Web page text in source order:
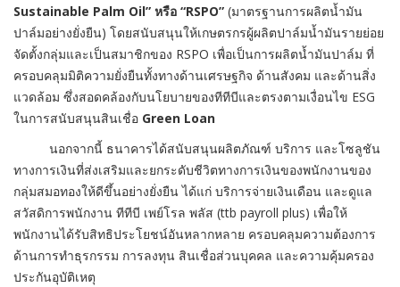
Sustainable Palm Oil” หรือ “RSPO” (มาตรฐานการผลิตน้ำมัน
ปาล์มอย่างยั่งยืน) โดยสนับสนุนให้เกษตรกรผู้ผลิตปาล์มน้ำมันรายย่อย
จัดตั้งกลุ่มและเป็นสมาชิกของ RSPO เพื่อเป็นการผลิตน้ำมันปาล์ม ที่
ครอบคลุมมิติความยั่งยืนทั้งทางด้านเศรษฐกิจ ด้านสังคม และด้านสิ่ง
แวดล้อม ซึ่งสอดคล้องกับนโยบายของทีทีบีและตรงตามเงื่อนไข ESG
ในการสนับสนุนสินเชื่อ Green Loan
นอกจากนี้ ธนาคารได้สนับสนุนผลิตภัณฑ์ บริการ และโซลูชัน
ทางการเงินที่ส่งเสริมและยกระดับชีวิตทางการเงินของพนักงานของ
กลุ่มสมอทองให้ดีขึ้นอย่างยั่งยืน ได้แก่ บริการจ่ายเงินเดือน และดูแล
สวัสดิการพนักงาน ทีทีบี เพย์โรล พลัส (ttb payroll plus) เพื่อให้
พนักงานได้รับสิทธิประโยชน์อันหลากหลาย ครอบคลุมความต้องการ
ด้านการทำธุรกรรม การลงทุน สินเชื่อส่วนบุคคล และความคุ้มครอง
ประกันอุบัติเหตุ